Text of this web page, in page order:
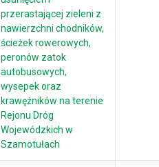
przerastającej zieleni z
nawierzchni chodników,
ścieżek rowerowych,
peronów zatok
autobusowych,
wysepek oraz
krawężników na terenie
Rejonu Dróg
Wojewódzkich w
Szamotułach